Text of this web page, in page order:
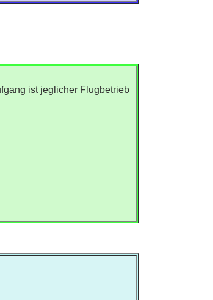
ist jeglicher Flugbetrieb